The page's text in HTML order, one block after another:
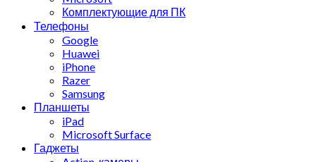
Комплектующие для ПК
Телефоны
Google
Huawei
iPhone
Razer
Samsung
Планшеты
iPad
Microsoft Surface
Гаджеты